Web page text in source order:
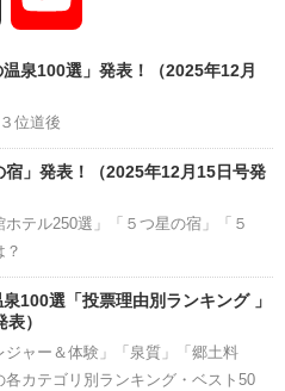
Channel
泉100選」発表！（2025年12月
位道後
」発表！（2025年12月15日号発
テル250選」「５つ星の宿」「５
100選「投票理由別ランキング 」
）
ジャー＆体験」「泉質」「郷土料
カテゴリ別ランキング・ベスト50